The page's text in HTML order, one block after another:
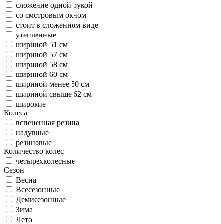
сложение одной рукой
со смотровым окном
стоит в сложенном виде
утепленные
шириной 51 см
шириной 57 см
шириной 58 см
шириной 60 см
шириной менее 50 см
шириной свыше 62 см
широкие
Колеса
вспененная резина
надувные
резиновые
Количество колес
четырехколесные
Сезон
Весна
Всесезонные
Демисезонные
Зима
Лето